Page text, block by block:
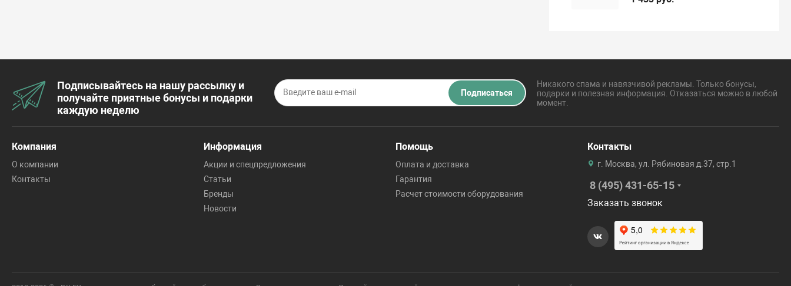
Подписывайтесь на нашу рассылку и
получайте приятные бонусы и подарки
каждую неделю
Подписаться
Никакого спама и навязчивой рекламы. Только бонусы,
подарки и полезная информация. Отказаться можно в любой
момент.
Компания
О компании
Контакты
Информация
Акции и спецпредложения
Статьи
Бренды
Новости
Помощь
Оплата и доставка
Гарантия
Расчет стоимости оборудования
Контакты
г. Москва, ул. Рябиновая д.37, стр.1
8 (495) 431-65-15
Заказать звонок